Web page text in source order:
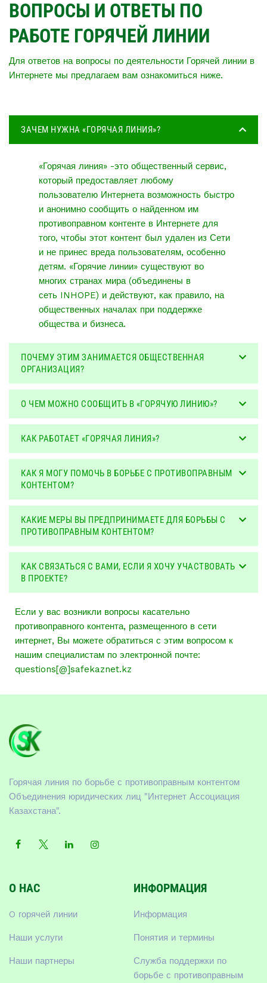
ВОПРОСЫ И ОТВЕТЫ ПО
РАБОТЕ ГОРЯЧЕЙ ЛИНИИ
Для ответов на вопросы по деятельности Горячей линии в
Интернете мы предлагаем вам ознакомиться ниже.
ЗАЧЕМ НУЖНА «ГОРЯЧАЯ ЛИНИЯ»?
«Горячая линия» -это общественный сервис,
который предоставляет любому
пользователю Интернета возможность быстро
и анонимно сообщить о найденном им
противоправном контенте в Интернете для
того, чтобы этот контент был удален из Сети
и не принес вреда пользователям, особенно
детям. «Горячие линии» существуют во
многих странах мира (объединены в
сеть INHOPE) и действуют, как правило, на
общественных началах при поддержке
общества и бизнеса.
ПОЧЕМУ ЭТИМ ЗАНИМАЕТСЯ ОБЩЕСТВЕННАЯ
ОРГАНИЗАЦИЯ?
О ЧЕМ МОЖНО СООБЩИТЬ В «ГОРЯЧУЮ ЛИНИЮ»?
КАК РАБОТАЕТ «ГОРЯЧАЯ ЛИНИЯ»?
КАК Я МОГУ ПОМОЧЬ В БОРЬБЕ С ПРОТИВОПРАВНЫМ
КОНТЕНТОМ?
КАКИЕ МЕРЫ ВЫ ПРЕДПРИНИМАЕТЕ ДЛЯ БОРЬБЫ С
ПРОТИВОПРАВНЫМ КОНТЕНТОМ?
КАК СВЯЗАТЬСЯ С ВАМИ, ЕСЛИ Я ХОЧУ УЧАСТВОВАТЬ
В ПРОЕКТЕ?
Если у вас возникли вопросы касательно
противоправного контента, размещенного в сети
интернет, Вы можете обратиться с этим вопросом к
нашим специалистам по электронной почте:
questions[@]safekaznet.kz
Горячая линия по борьбе с противоправным контентом
Объединения юридических лиц "Интернет Ассоциация
Казахстана".
О НАС
O горячей линии
Наши услуги
Наши партнеры
ИНФОРМАЦИЯ
Информация
Понятия и термины
Служба поддержки по
борьбе с противоправным